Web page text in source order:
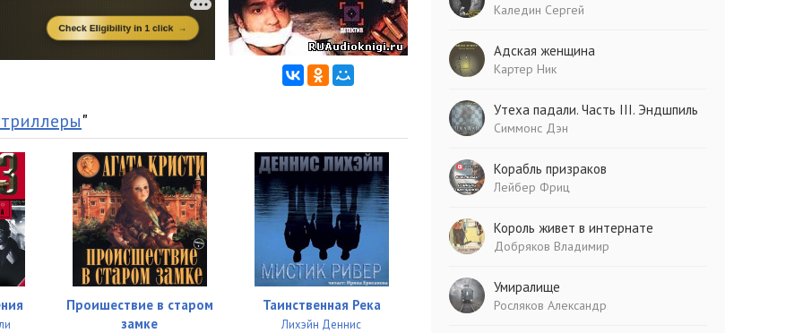
05:03
05:04
05:04
05:02
05:08
05:02
"
Проишествие в старом
замке
Таинственная Река
Лихэйн Деннис
Каледин Сергей
Адская женщина
Картер Ник
Утеха падали. Часть III. Эндшпиль
Симмонс Дэн
Корабль призраков
Лейбер Фриц
Король живет в интернате
Добряков Владимир
Умиралище
Росляков Александр